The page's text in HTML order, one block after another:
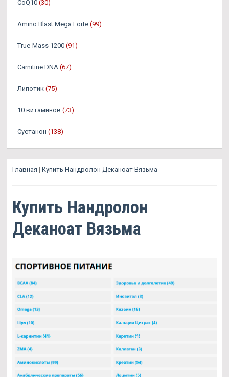
CoQ10 (30)
Amino Blast Mega Forte (99)
True-Mass 1200 (91)
Carnitine DNA (67)
Липотик (75)
10 витаминов (73)
Сустанон (138)
Главная | Купить Нандролон Деканоат Вязьма
Купить Нандролон
Деканоат Вязьма